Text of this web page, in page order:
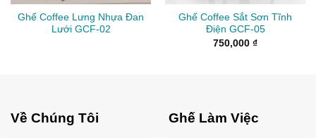
Ghế Coffee Lưng Nhựa Đan
Lưới GCF-02
Ghế Coffee Sắt Sơn Tĩnh
Điện GCF-05
750,000 ₫
Về Chúng Tôi Ghế Làm Việc